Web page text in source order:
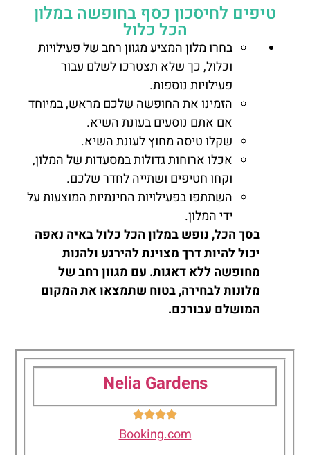
טיפים לחיסכון כסף בחופשה במלון
הכל כלול
בחרו מלון המציע מגוון רחב של פעילויות
וכלול, כך שלא תצטרכו לשלם עבור
פעילויות נוספות.
הזמינו את החופשה שלכם מראש, במיוחד
אם אתם נוסעים בעונת השיא.
שקלו טיסה מחוץ לעונת השיא.
אכלו ארוחות גדולות במסעדות של המלון,
וקחו חטיפים ושתייה לחדר שלכם.
השתתפו בפעילויות החינמיות המוצעות על
ידי המלון.
בסך הכל, נופש במלון הכל כלול באיה נאפה
יכול להיות דרך מצוינת להירגע ולהנות
מחופשה ללא דאגות. עם מגוון רחב של
מלונות לבחירה, בטוח שתמצאו את המקום
המושלם עבורכם.
Nelia Gardens
Booking.com